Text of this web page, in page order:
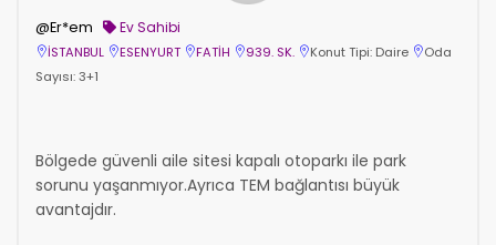
@Er*em Ev Sahibi
İSTANBUL ESENYURT FATİH 939. SK. Konut Tipi: Daire
Oda
Sayısı: 3+1
Bölgede güvenli aile sitesi kapalı otoparkı ile park
sorunu yaşanmıyor.Ayrıca TEM bağlantısı büyük
avantajdır.